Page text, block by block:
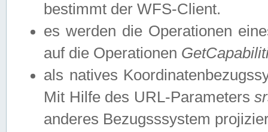
bestimmt der WFS-Client.
es werden die Operationen
auf die Operationen
als natives
Mit Hilfe des URL-Parameters
anderes Bezugsssystem